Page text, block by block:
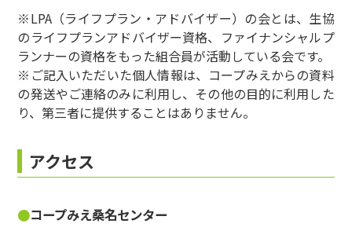
※LPA（ライフプラン・アドバイザー）の会とは、生協
のライフプランアドバイザー資格、ファイナンシャルプ
ランナーの資格をもった組合員が活動している会です。
※ご記入いただいた個人情報は、コープみえからの資料
の発送やご連絡のみに利用し、その他の目的に利用した
り、第三者に提供することはありません。
アクセス
コープみえ桑名センター